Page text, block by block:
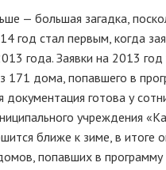
— большая загадка,
год стал первым, когда
года. Заявки на 2013
171 дома, попавшего в
документация готова у
учреждения
ближе к зиме, в
попавших в